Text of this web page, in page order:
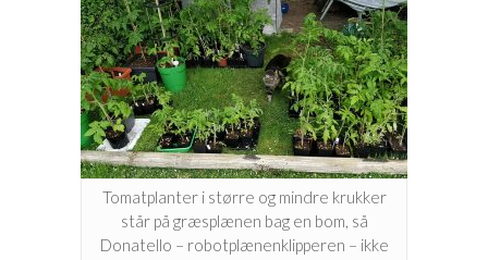
Tomatplanter i større og mindre krukker
står på græsplænen bag en bom, så
Donatello – robotplænenklipperen – ikke